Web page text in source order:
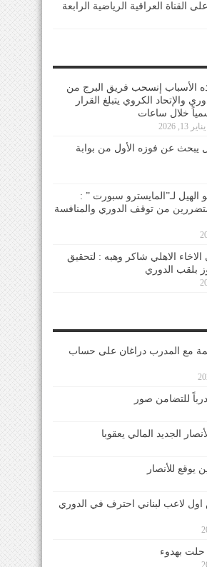
القناة العراقية الرياضية الرابعة
الأسباب إنسحب فريق البرج من
والإتحاد الكروي يتبلغ القرار
خلال ساعات
يناير 13, 2026
يبحث عن فوزه الأول من بوابة
الهيل لـ”المايسترو سبورت ” :
من توقف الدوري والمنافسة
الاهلي شاكر وهبه : لتحقيق
بلقب الدوري
مع المدرب دراغان على حساب
للتضامن صور
الجديد المالي يعقوبا
يوقع للأنصار
لاعب لبناني احترف في الدوري
بهدوء